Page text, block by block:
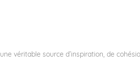
véritable source d’inspiration, de